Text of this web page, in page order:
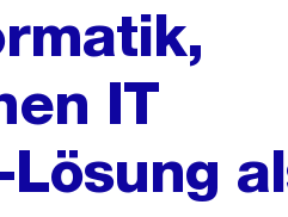
IT